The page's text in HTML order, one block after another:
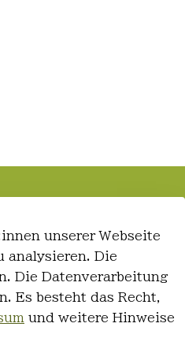
unserer Webseite
analysieren. Die
Die Datenverarbeitung
Es besteht das Recht,
und weitere Hinweise